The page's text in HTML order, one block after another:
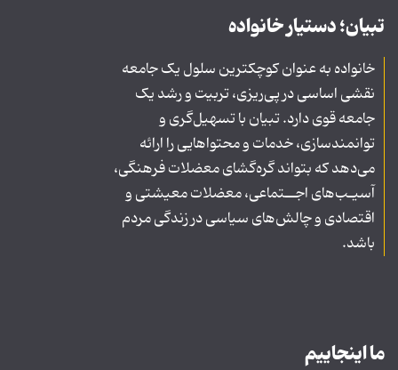
تبیان؛ دستیار خانواده
خانواده به عنوان کوچکترین سلول یک جامعه
نقشی اساسی در پی‌ریزی، تربیت و رشد یک
جامعه قوی دارد. تبیان با تسهیل‌گری و
توانمندسازی، خدمات و محتواهایی را ارائه
می‌دهد که بتواند گره‌گشای معضلات فرهنگی،
آسیـب‌های اجــتماعی، معضلات معیشتی و
اقتصادی و چالش‌های سیاسی در زندگی مردم
باشد.
ما اینجاییم